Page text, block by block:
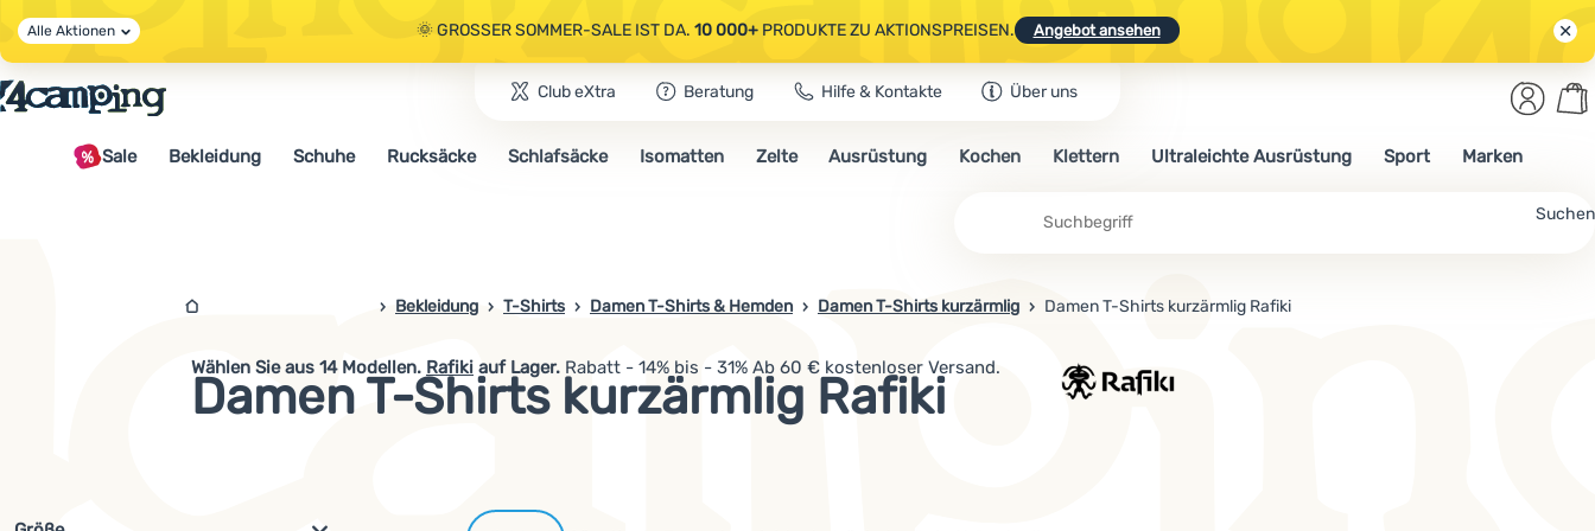
🌞 GROSSER SOMMER-SALE IST DA. 10 000+PRODUKTE ZU AKTIONSPREISEN. Angebot ansehen
🤫 - 10 % AUF AUSGEWÄHLTE CAMPING- & WANDERAUSRÜSTUNG.CODE OUT10 NUTZEN.
🌞 GROSSER SOMMER-SALE IST DA.10 000+PRODUKTE ZU AKTIONSPREISEN. Angebot ansehen
Alle Aktionen
Club eXtra Beratung Hilfe & Kontakte Über uns
Suchen
Anmelden
Sale Bekleidung Schuhe Rucksäcke Schlafsäcke Isomatten Zelte Ausrüstung Kochen Klettern Ultraleichte Ausrüstung Sport Marken
4campingshop.de
Bekleidung T-Shirts Damen T-Shirts & Hemden Damen T-Shirts kurzärmlig Damen T-Shirts kurzärmlig Rafiki
Damen T-Shirts kurzärmlig Rafiki
Wählen Sie aus 14 Modellen. Rafiki auf Lager. Rabatt - 14% bis - 31% Ab 60 € kostenloser Versand.